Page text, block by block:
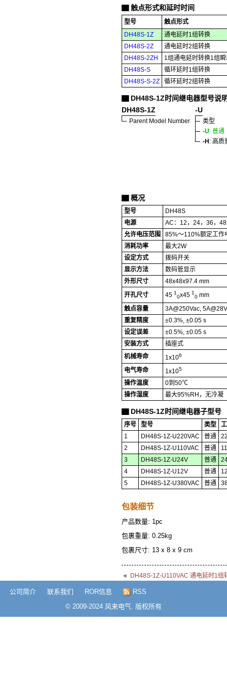
触点形式和延时时间
型号
触点形式
DH48S-1Z
通电延时1组转换
DH48S-2Z
通电延时2组转换
DH48S-2ZH
1组通电延时转换1组
DH48S-S
循环延时1组转换
DH48S-S-2Z
循环延时2组转换
DH48S-1Z时间继电器型号说
DH48S-1Z
Parent Model Number
-U
类型
-U: 普通
-H : 高质
概况
型号
DH48S
电源
AC：12，24，36，
允许电压范围
85%～110%额定工作
消耗功率
最大2W
设定方式
拨码开关
显示方法
数码管显示
外形尺寸
48x48x97.4 mm
开孔尺寸
45 1
0x45 1
0 mm
触点容量
3A@250Vac,
重复精度
±0.3%, ±0.05 s
设定误差
±0.5%, ±0.05 s
安装方式
插座式
机械寿命
1x106
电气寿命 1x105
操作温度
0到50℃
操作湿度
最大95%RH，无冷凝
DH48S-1Z时间继电器子型号
序号 型号 类型
1
DH48S-1Z-U220VAC 普通
2
DH48S-1Z-U110VAC 普通
3
DH48S-1Z-U24V 普通
4
DH48S-1Z-U12V 普通
5
DH48S-1Z-U380VAC 普通
包装细节
产品数量: 1pc
包裹重量: 0.25kg
包裹尺寸: 13 x 8 x 9 cm
◄ DH48S-1Z-U110VAC 通电延时1组
公司简介 联系我们 ROR信息
RSS
© 2009-2024 风来电气. 版权所有